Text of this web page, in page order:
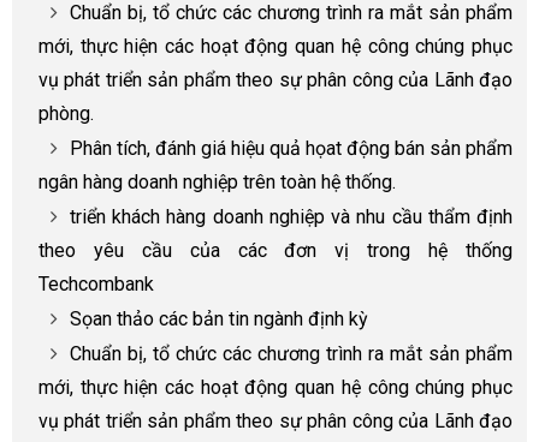
Chuẩn bị, tổ chức các chương trình ra mắt sản phẩm
mới, thực hiện các hoạt động quan hệ công chúng phục
vụ phát triển sản phẩm theo sự phân công của Lãnh đạo
phòng.
Phân tích, đánh giá hiệu quả họat động bán sản phẩm
ngân hàng doanh nghiệp trên toàn hệ thống.
triển khách hàng doanh nghiệp và nhu cầu thẩm định
theo yêu cầu của các đơn vị trong hệ thống
Techcombank
Sọan thảo các bản tin ngành định kỳ
Chuẩn bị, tổ chức các chương trình ra mắt sản phẩm
mới, thực hiện các hoạt động quan hệ công chúng phục
vụ phát triển sản phẩm theo sự phân công của Lãnh đạo